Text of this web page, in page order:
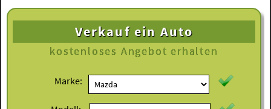
Verkauf ein Auto
kostenloses Angebot erhalten
Marke: